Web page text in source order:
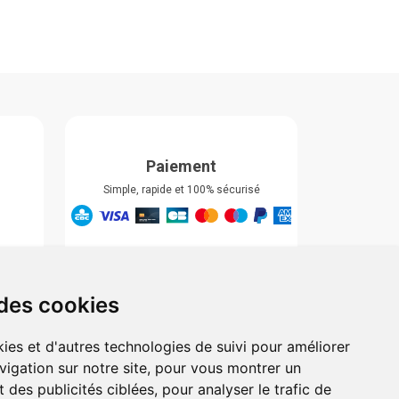
cookies
et d'autres technologies de suivi pour améliorer
sur notre site, pour vous montrer un
des publicités ciblées, pour analyser le trafic de
Paiement
Simple, rapide et 100% sécurisé